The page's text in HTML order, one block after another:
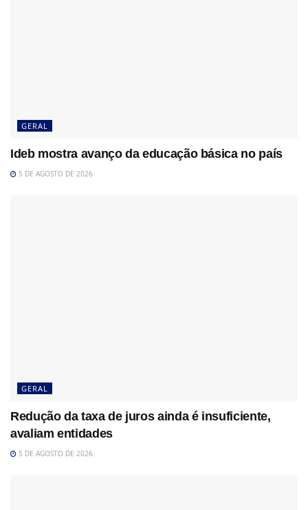
GERAL
Ideb mostra avanço da educação básica no país
5 DE AGOSTO DE 2026
GERAL
Redução da taxa de juros ainda é insuficiente,
avaliam entidades
5 DE AGOSTO DE 2026